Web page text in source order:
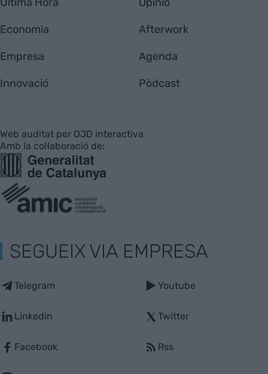
Economia
Empresa
Innovació
Afterwork
Agenda
Pòdcast
Web auditat per OJD interactiva
Amb la col·laboració de:
SEGUEIX VIA EMPRESA
Telegram
Linkedin
Facebook
Youtube
Twitter
Rss